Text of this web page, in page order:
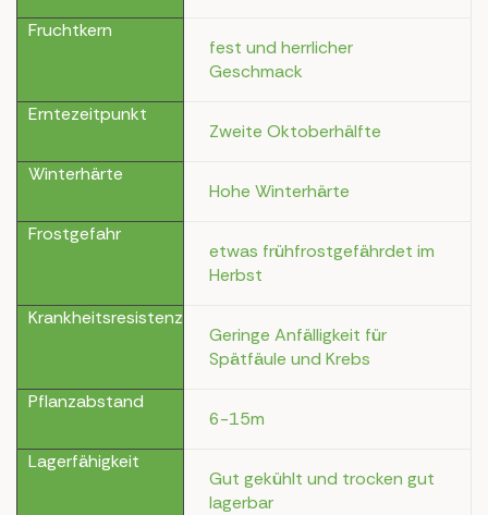
Fruchtkern
fest und herrlicher
Geschmack
Erntezeitpunkt
Zweite Oktoberhälfte
Winterhärte
Hohe Winterhärte
Frostgefahr
etwas frühfrostgefährdet im
Herbst
Krankheitsresistenz
Geringe Anfälligkeit für
Spätfäule und Krebs
Pflanzabstand
6-15m
Lagerfähigkeit
Gut gekühlt und trocken gut
lagerbar